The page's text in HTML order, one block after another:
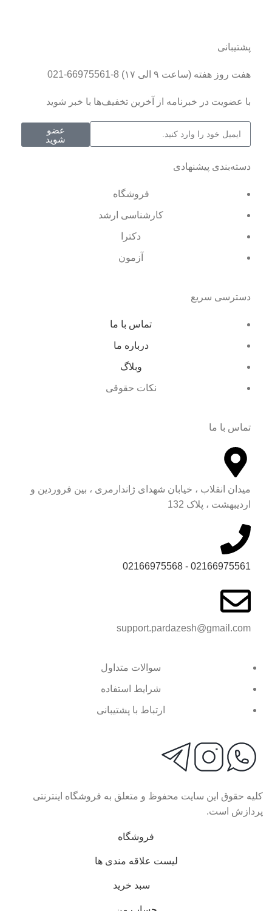
پشتیبانی
هفت روز هفته (ساعت ۹ الی ۱۷) 8-66975561-021
با عضویت در خبرنامه از آخرین تخفیف‌ها با خبر شوید
عضو
شوید
دسته‌بندی پیشنهادی
فروشگاه
کارشناسی ارشد
دکترا
آزمون
دسترسی سریع
تماس با ما
درباره ما
وبلاگ
نکات حقوقی
تماس با ما
میدان انقلاب ، خیابان شهدای ژاندارمری ، بین فروردین و
اردیبهشت ، پلاک 132
02166975561 - 02166975568
support.pardazesh@gmail.com
سوالات متداول
شرایط استفاده
ارتباط با پشتیبانی
کلیه حقوق این سایت محفوظ و متعلق به فروشگاه اینترنتی
پردازش است.
فروشگاه
لیست علاقه مندی ها
سبد خرید